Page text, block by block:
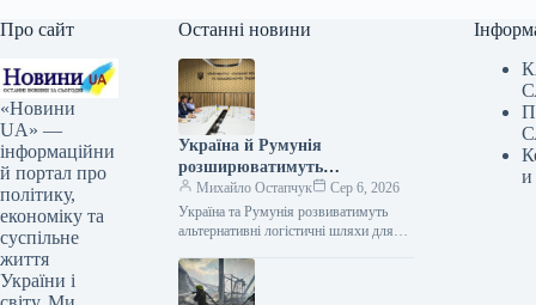
Про сайт
«Новини
UA» —
інформаційни
й портал про
політику,
економіку та
суспільне
життя
України і
Останні новини
Україна й Румунія
розширюватимуть
альтернативні шляхи
поставок для експорту
сільськогосподарської
Михайло Остапчук
Сер 6, 2026
Україна та Румунія розвиватимуть
альтернативні логістичні шляхи для
продукції 05.08.2026 16:14 Укрінформ
Україна та Румунія працюють над
и